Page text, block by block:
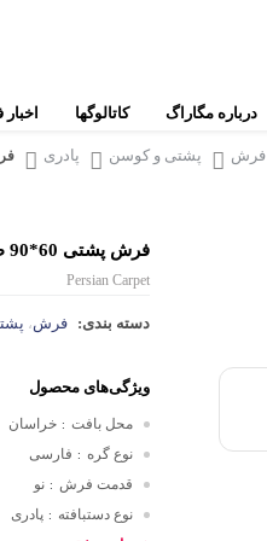
ساروق
قم
فرش‌های عشایری و
شیراز
ملایر
درباره مگاراگ کاتالوگها
فرش پشتی و کوسن پادری
فرش پشتی 60*90 طرح نایین زرد 261270
Persian Carpet
دسته بندی: فرش،
ویژگی‌های محصول
محل بافت : خراسان
نوع گره
: فارسی
قدمت فرش
: نو
نوع دستبافته
: پادری